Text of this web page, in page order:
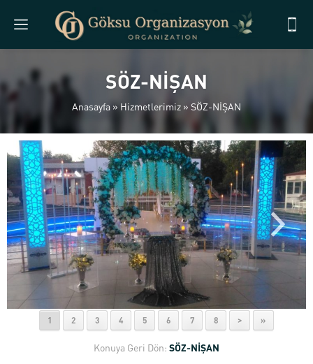
SÖZ-NİŞAN
Anasayfa »Hizmetlerimiz » SÖZ-NİŞAN
1 2 3 4 5 6 7 8 > »
Konuya Geri Dön: SÖZ-NİŞAN